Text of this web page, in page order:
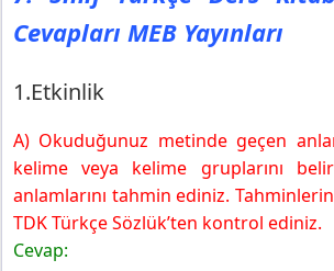
Cevapları MEB Yayınları
1.Etkinlik
A) Okuduğunuz metinde geçen
kelime veya kelime gruplarını
anlamlarını tahmin ediniz.
TDK Türkçe Sözlük’ten kontrol ediniz.
Cevap: